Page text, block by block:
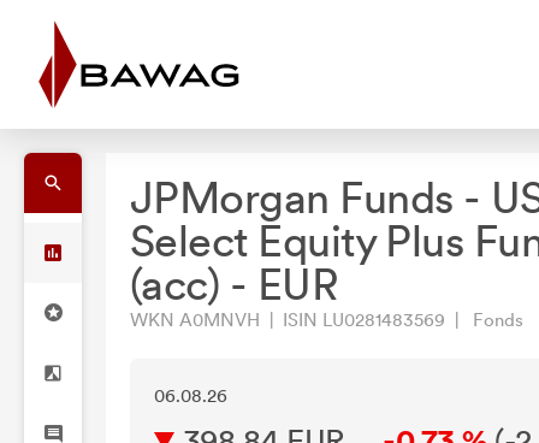
JPMorgan Funds -
Select Equity Plus
(acc) - EUR
WKN A0MNVH | ISIN LU0281483569 | Fonds
06.08.26